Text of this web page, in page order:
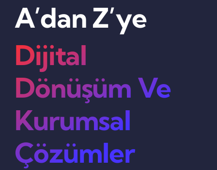
A’dan Z’ye
Dijital
Dönüşüm Ve
Kurumsal
Çözümler